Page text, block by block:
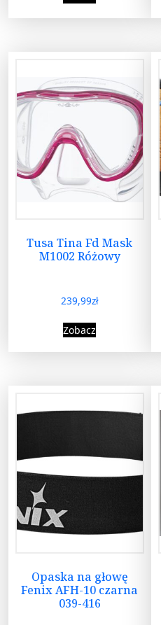
Tusa Tina Fd Mask
M1002 Różowy
239,99zł
Zobacz
Opaska na głowę
Fenix AFH-10 czarna
039-416